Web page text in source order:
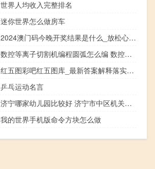
世界人均收入完整排名
迷你世界怎么做房车
2024澳门码今晚开奖结果是什么_放松心情的绝佳选择_实用版865.371
数控等离子切割机编程圆弧怎么编 数控精细等离子切割机
红五图彩吧红五图库_最新答案解释落实_网页版v705.804
乒乓运动名言
济宁哪家幼儿园比较好 济宁市中区机关幼儿园
我的世界手机版命令方块怎么做